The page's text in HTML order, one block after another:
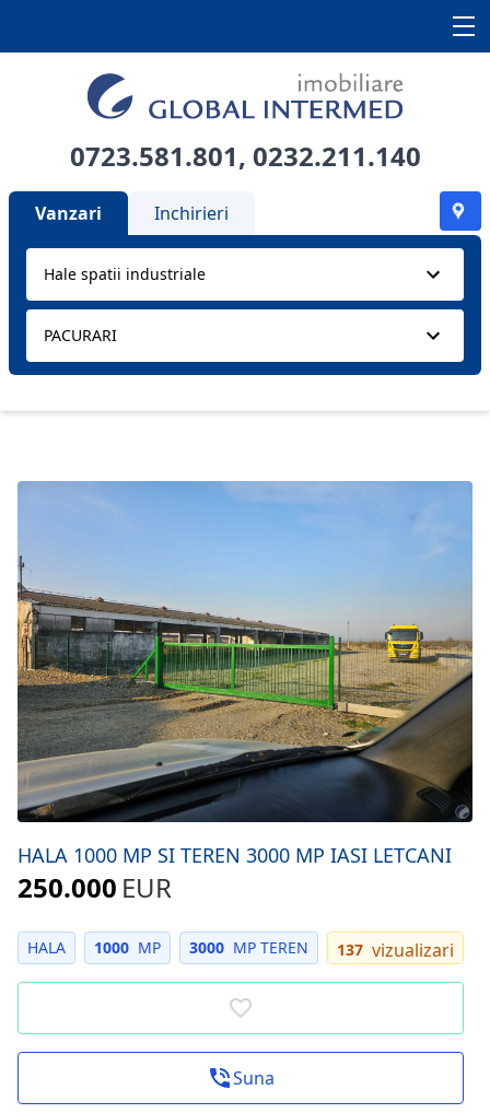
0723.581.801, 0232.211.140
Vanzari Inchirieri
Hale spatii industriale
PACURARI
HALA 1000 MP SI TEREN 3000 MP IASI LETCANI
250.000 EUR
HALA MP
1000 MP TEREN
3000 vizualizari
137
Suna